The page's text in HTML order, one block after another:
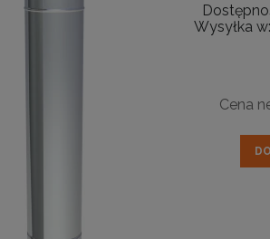
Wysyłka w:
Cena